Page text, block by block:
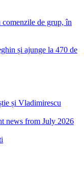
de grup, în
și ajunge la 470 de
și Vladimirescu
news from July 2026